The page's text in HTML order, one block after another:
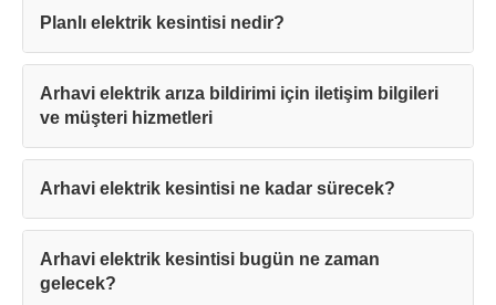
Planlı elektrik kesintisi nedir?
Arhavi elektrik arıza bildirimi için iletişim bilgileri
ve müşteri hizmetleri
Arhavi elektrik kesintisi ne kadar sürecek?
Arhavi elektrik kesintisi bugün ne zaman
gelecek?